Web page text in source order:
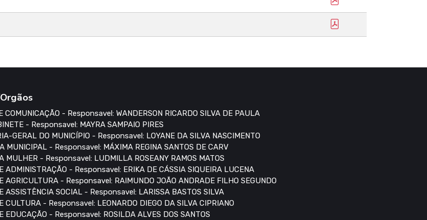
COMUNICAÇÃO - Responsavel: WANDERSON RICARDO SILVA DE PAULA
- Responsavel: MAYRA SAMPAIO PIRES
GERAL DO MUNICÍPIO - Responsavel: LOYANE DA SILVA NASCIMENTO
MUNICIPAL - Responsavel: MÁXIMA REGINA SANTOS DE CARV
MULHER - Responsavel: LUDMILLA ROSEANY RAMOS MATOS
ADMINISTRAÇÃO - Responsavel: ERIKA DE CÁSSIA SIQUEIRA LUCENA
AGRICULTURA - Responsavel: RAIMUNDO JOÃO ANDRADE FILHO SEGUNDO
ASSISTÊNCIA SOCIAL - Responsavel: LARISSA BASTOS SILVA
CULTURA - Responsavel: LEONARDO DIEGO DA SILVA CIPRIANO
EDUCAÇÃO - Responsavel: ROSILDA ALVES DOS SANTOS